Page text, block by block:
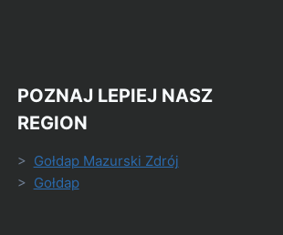
POZNAJ LEPIEJ NASZ
REGION
> Gołdap Mazurski Zdrój
> Gołdap